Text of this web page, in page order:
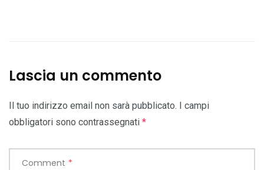
Lascia un commento
Il tuo indirizzo email non sarà pubblicato. I campi
obbligatori sono contrassegnati *
Comment *